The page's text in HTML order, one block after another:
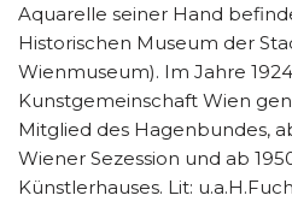
Aquarelle seiner Hand
Historischen Museum der
Wienmuseum). Im Jahre
Kunstgemeinschaft Wien
Mitglied des Hagenbundes,
Wiener Sezession und ab
Künstlerhauses. Lit: